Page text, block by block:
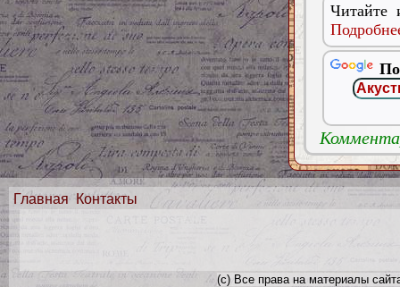
Читайте
Главная Контакты
(с) Все права на материалы